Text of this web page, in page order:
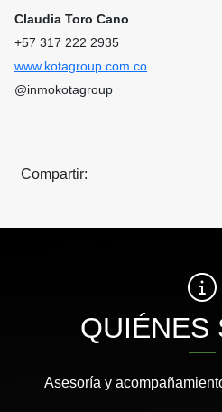
Claudia Toro Cano
+57 317 222 2935
www.kotagroup.com.co
@inmokotagroup
Compartir:
QUIÉNES
Asesoría y